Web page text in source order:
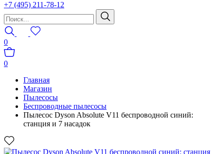
+7 (495) 211-78-12
0
0
Главная
Магазин
Пылесосы
Беспроводные пылесосы
Пылесос Dyson Absolute V11 беспроводной синий:
станция и 7 насадок